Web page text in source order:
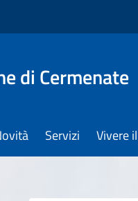
di Cermenate
Servizi Vivere